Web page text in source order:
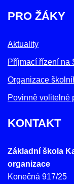
PRO ŽÁKY
Aktuality
Příjmací řízení na
Organizace
Povinně volitelné
KONTAKT
Základní škola
organizace
Konečná 917/25